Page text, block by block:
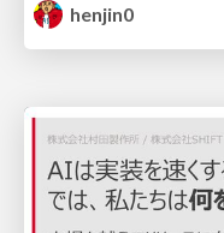
henjin0